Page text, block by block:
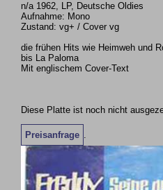
n/a 1962, LP, Deutsche Oldies
Aufnahme: Mono
Zustand: vg+ / Cover vg
die frühen Hits wie Heimweh und
bis La Paloma
Mit englischem Cover-Text
Diese Platte ist noch nicht
Preisanfrage